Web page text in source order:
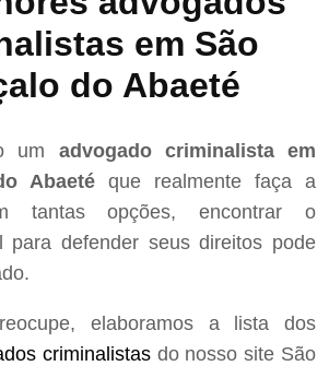
em São
do Abaeté
um advogado criminalista em
Abaeté que realmente faça a
tantas opções, encontrar o
para defender seus direitos pode
elaboramos a lista dos
criminalistasdo nosso site São